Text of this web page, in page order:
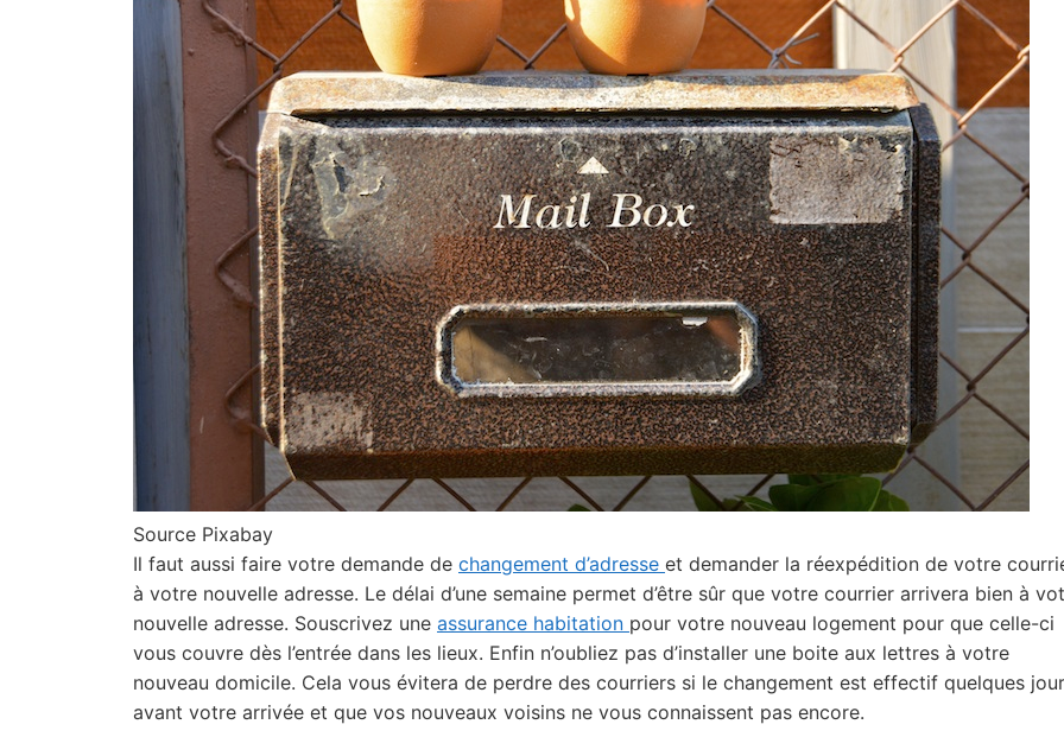
Source Pixabay
Il faut aussi faire votre demande de changement d’adresse et demander la réexpédition de votre
à votre nouvelle adresse. Le délai d’une semaine permet d’être sûr que votre courrier arrivera bien à
nouvelle adresse. Souscrivez une assurance habitation pour votre nouveau logement pour que celle-ci
vous couvre dès l’entrée dans les lieux. Enfin n’oubliez pas d’installer une boite aux lettres à votre
nouveau domicile. Cela vous évitera de perdre des courriers si le changement est effectif quelques
avant votre arrivée et que vos nouveaux voisins ne vous connaissent pas encore.